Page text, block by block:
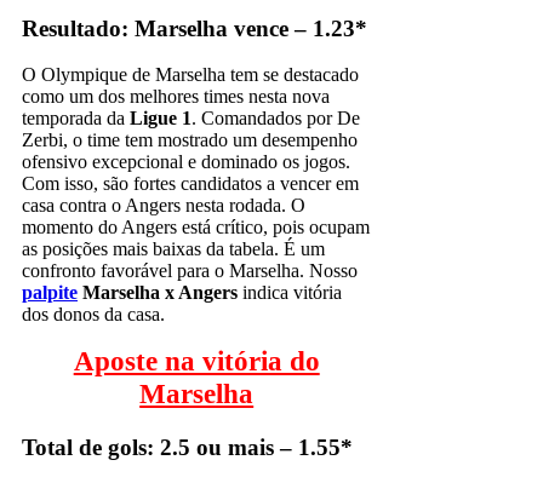
Resultado: Marselha vence – 1.23*
O Olympique de Marselha tem se destacado
como um dos melhores times nesta nova
temporada da Ligue 1. Comandados por De
Zerbi, o time tem mostrado um desempenho
ofensivo excepcional e dominado os jogos.
Com isso, são fortes candidatos a vencer em
casa contra o Angers nesta rodada. O
momento do Angers está crítico, pois ocupam
as posições mais baixas da tabela. É um
confronto favorável para o Marselha. Nosso
palpite Marselha x Angers indica vitória
dos donos da casa.
Aposte na vitória do
Marselha
Total de gols: 2.5 ou mais – 1.55*